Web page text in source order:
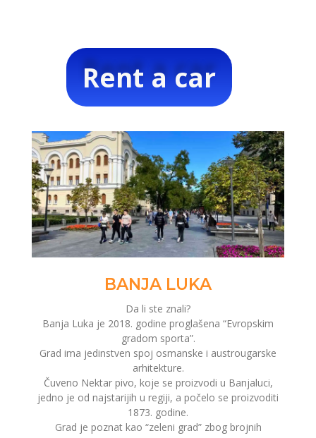
Rent a car
BANJA LUKA
Da li ste znali?
Banja Luka je 2018. godine proglašena “Evropskim
gradom sporta”.
Grad ima jedinstven spoj osmanske i austrougarske
arhitekture.
Čuveno Nektar pivo, koje se proizvodi u Banjaluci,
jedno je od najstarijih u regiji, a počelo se proizvoditi
1873. godine.
Grad je poznat kao “zeleni grad” zbog brojnih